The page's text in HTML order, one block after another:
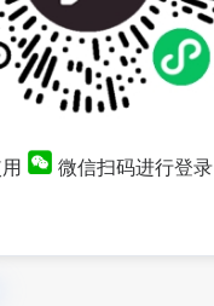
微信扫码进行登录